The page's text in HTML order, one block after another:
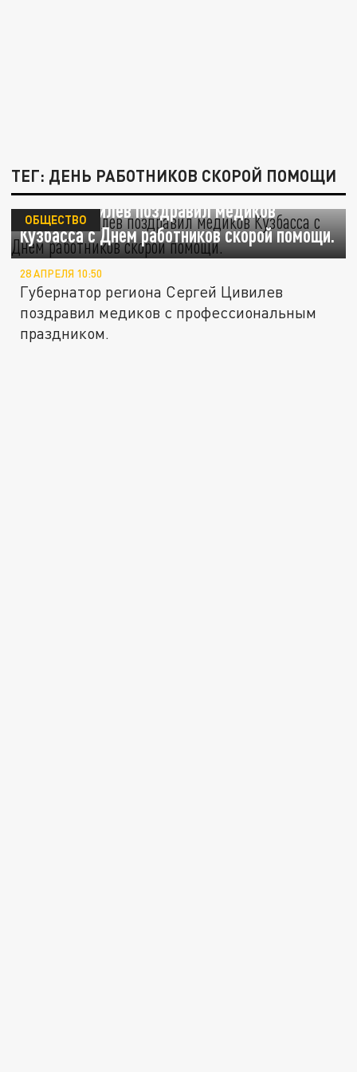
ТЕГ: ДЕНЬ РАБОТНИКОВ СКОРОЙ ПОМОЩИ
Сергей Цивилев поздравил медиков
Кузбасса с Днем работников скорой помощи.
ОБЩЕСТВО
28 АПРЕЛЯ 10:50
Губернатор региона Сергей Цивилев
поздравил медиков с профессиональным
праздником.